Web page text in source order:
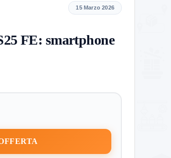
FE: smartphone
15 Marzo 2026